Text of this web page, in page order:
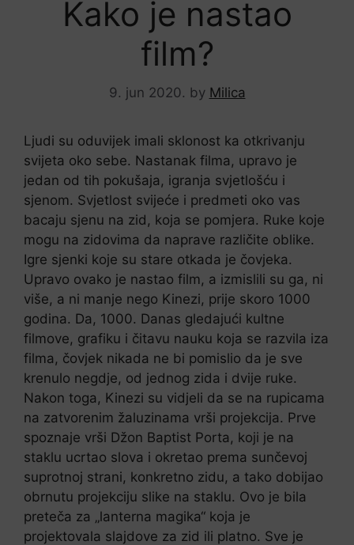
Kako je nastao
film?
9. jun 2020. by Milica
Ljudi su oduvijek imali sklonost ka otkrivanju
svijeta oko sebe. Nastanak filma, upravo je
jedan od tih pokušaja, igranja svjetlošću i
sjenom. Svjetlost svijeće i predmeti oko vas
bacaju sjenu na zid, koja se pomjera. Ruke koje
mogu na zidovima da naprave različite oblike.
Igre sjenki koje su stare otkada je čovjeka.
Upravo ovako je nastao film, a izmislili su ga, ni
više, a ni manje nego Kinezi, prije skoro 1000
godina. Da, 1000. Danas gledajući kultne
filmove, grafiku i čitavu nauku koja se razvila iza
filma, čovjek nikada ne bi pomislio da je sve
krenulo negdje, od jednog zida i dvije ruke.
Nakon toga, Kinezi su vidjeli da se na rupicama
na zatvorenim žaluzinama vrši projekcija. Prve
spoznaje vrši Džon Baptist Porta, koji je na
staklu ucrtao slova i okretao prema sunčevoj
suprotnoj strani, konkretno zidu, a tako dobijao
obrnutu projekciju slike na staklu. Ovo je bila
preteča za „lanterna magika“ koja je
projektovala slajdove za zid ili platno. Sve je